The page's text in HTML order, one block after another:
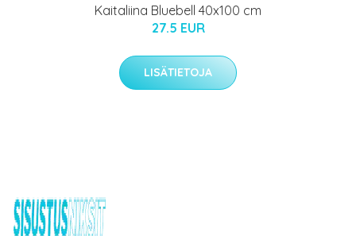
Kaitaliina Bluebell 40x100 cm
27.5 EUR
LISÄTIETOJA